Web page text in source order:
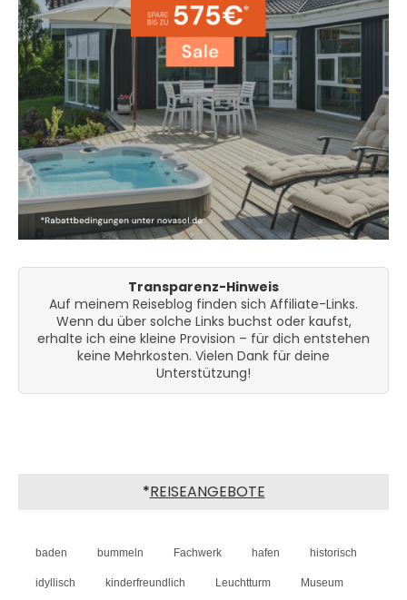
Transparenz-Hinweis
Auf meinem Reiseblog finden sich Affiliate-Links.
Wenn du über solche Links buchst oder kaufst,
erhalte ich eine kleine Provision – für dich entstehen
keine Mehrkosten. Vielen Dank für deine
Unterstützung!
*REISEANGEBOTE
baden bummeln Fachwerk hafen historisch
idyllisch kinderfreundlich Leuchtturm Museum